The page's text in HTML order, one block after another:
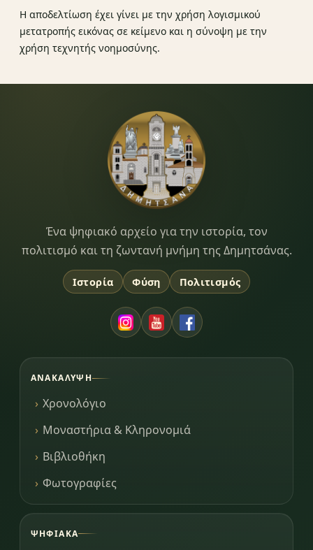
Η αποδελτίωση έχει γίνει με την χρήση λογισμικού
μετατροπής εικόνας σε κείμενο και η σύνοψη με την
χρήση τεχνητής νοημοσύνης.
Dimitsana.gr
Ένα ψηφιακό αρχείο για την ιστορία, τον
πολιτισμό και τη ζωντανή μνήμη της Δημητσάνας.
Ιστορία Φύση Πολιτισμός
ΑΝΑΚΆΛΥΨΗ
Χρονολόγιο
Μοναστήρια & Κληρονομιά
Βιβλιοθήκη
Φωτογραφίες
ΨΗΦΙΑΚΆ